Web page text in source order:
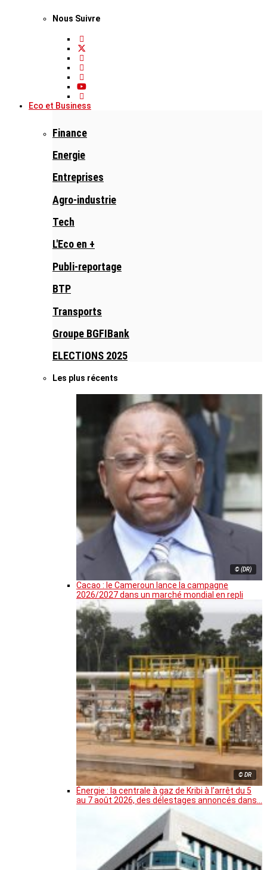
Nous Suivre
Eco et Business
Finance
Energie
Entreprises
Agro-industrie
Tech
L'Eco en +
Publi-reportage
BTP
Transports
Groupe BGFIBank
ELECTIONS 2025
Les plus récents
© (DR)
Cacao : le Cameroun lance la campagne
2026/2027 dans un marché mondial en repli
© DR
Énergie : la centrale à gaz de Kribi à l’arrêt du 5
au 7 août 2026, des délestages annoncés dans…